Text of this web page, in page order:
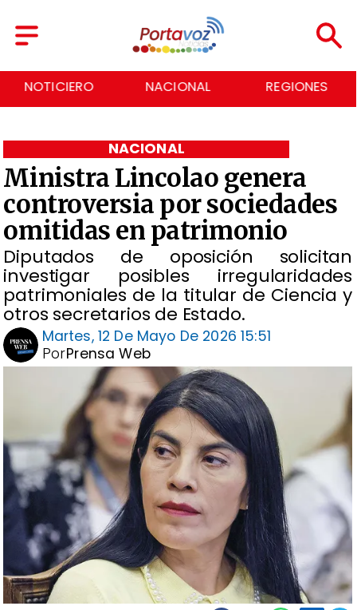
NACIONAL REGIONES ECONOMÍA
Ministra Lincolao genera
controversia por sociedades
omitidas en patrimonio
Diputados de oposición solicitan
investigar posibles irregularidades
patrimoniales de la titular de Ciencia y
otros secretarios de Estado.
NACIONAL
Martes, 12 De Mayo De 2026 15:51
Prensa Web
Por